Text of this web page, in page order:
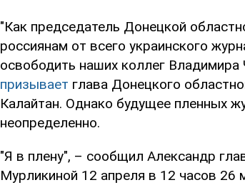
"Как председатель Донецкой
россиянам от всего украинского
освободить наших коллег
призывает глава Донецкого
Калайтан. Однако будущее пленных
неопределенно.
"Я в плену", – сообщил Александр
Мурликиной 12 апреля в 12 часов 26